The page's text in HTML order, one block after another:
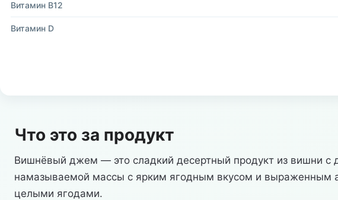
Витамин B12
Витамин D
Что это за продукт
Вишнёвый джем — это сладкий десертный продукт из вишни с
намазываемой массы с ярким ягодным вкусом и выраженным
целыми ягодами.